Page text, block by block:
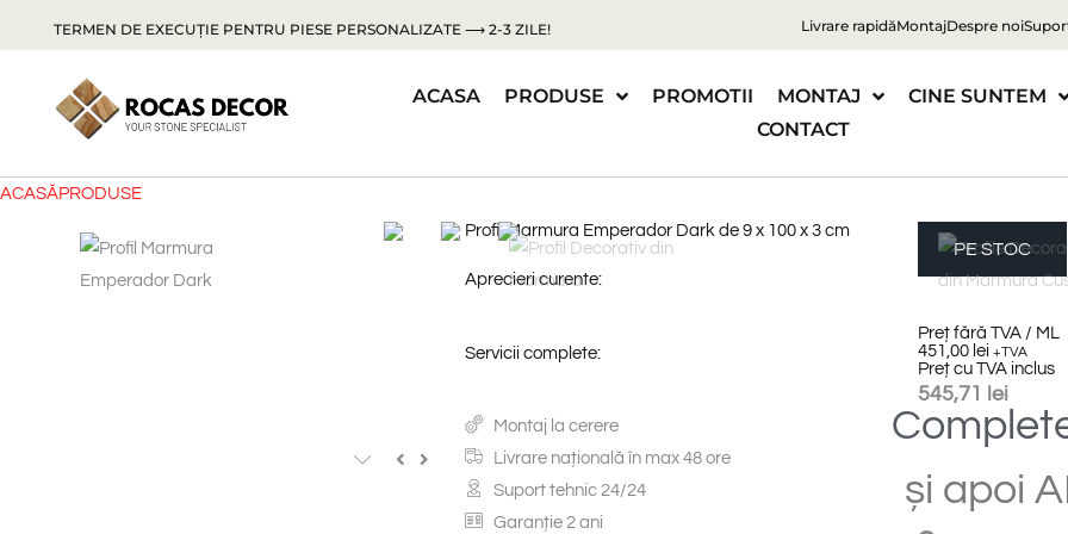
TERMEN DE EXECUȚIE PENTRU PIESE PERSONALIZATE ⟶ 2-3 ZILE! Livrare rapidăMontajDespre noi
ACASA PRODUSE PROMOTII MONTAJ CINE SUNTEM
CONTACT
ACASĂPRODUSE
Profil Marmura Emperador Dark de 9 x 100 x 3 cm
Aprecieri curente:
Servicii complete:
Montaj la cerere
Livrare națională în max 48 ore
Suport tehnic 24/24
Garanție 2 ani
PE STOC
Preț fără TVA / ML
451,00 lei +TVA
Preț cu TVA inclus
545,71 lei
și apoi